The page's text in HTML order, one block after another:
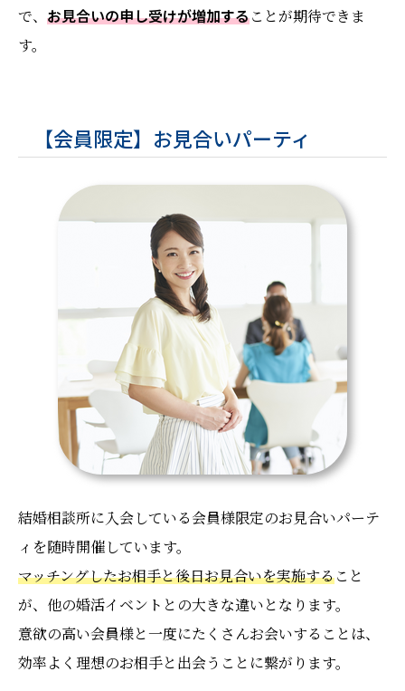
で、 お見合いの申し受けが増加することが期待できま
す。
【会員限定】お見合いパーティ
結婚相談所に入会している会員様限定のお見合いパーテ
ィを随時開催しています。
マッチングしたお相手と後日お見合いを実施すること
が、他の婚活イベントとの大きな違いとなります。
意欲の高い会員様と一度にたくさんお会いすることは、
効率よく理想のお相手と出会うことに繋がります。